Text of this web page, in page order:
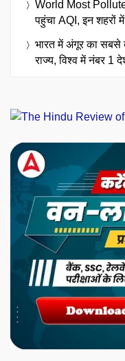
World Most
पहुंचा AQI, इन शहरों
भारत में अंगूर का सबसे
राज्य, विश्व में नंबर 1